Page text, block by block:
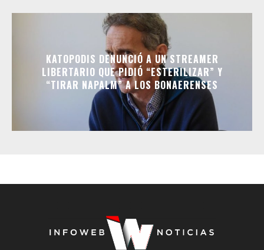
KATOPODIS DENUNCIÓ A UN STREAMER
LIBERTARIO QUE PIDIÓ “ESTERILIZAR” Y
“TIRAR NAPALM” A LOS BONAERENSES